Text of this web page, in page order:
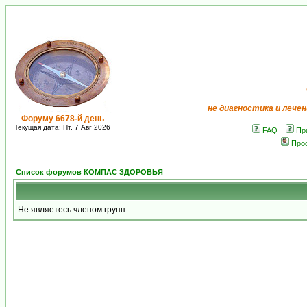
Форуму 6678-й день
Текущая дата: Пт, 7 Авг 2026
не диагностика и
FAQ
Список форумов КОМПАС ЗДОРОВЬЯ
Не являетесь членом групп